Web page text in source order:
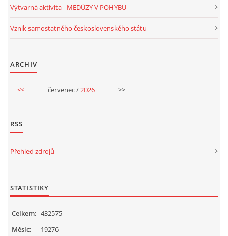
20.10. DEN STROMŮ
DUŠIČKY
SVATÁ KATEŘINA 25.LISTOPADU
MIKULÁŠ, ČERTI
Výtvarná aktivita - MEDÚZY V POHYBU
Vznik samostatného československého státu
ARCHIV
<< červenec /2026 >>
RSS
Přehled zdrojů
STATISTIKY
Celkem: 432575
Měsíc:
19276